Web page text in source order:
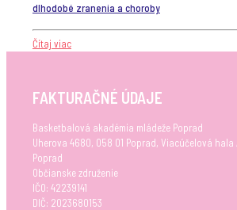
dlhodobé zranenia a choroby
Čítaj viac
FAKTURAČNÉ ÚDAJE
Basketbalová akadémia mládeže Poprad
Uherova 4680, 058 01 Poprad, Viacúčelová hala
Poprad
Občianske združenie
IČO: 42239141
DIČ: 2023680153